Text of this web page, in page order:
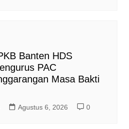
Banten HDS
PAC
Masa Bakti
Agustus 6, 2026 0